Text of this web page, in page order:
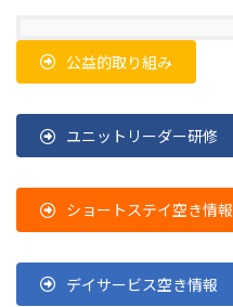
公益的取り組み
ユニットリーダー研修
ショートステイ空き情報
デイサービス空き情報